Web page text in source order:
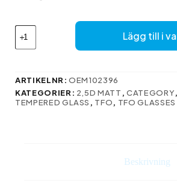
Här
är
översättningen
svenska:
Lägg till i
ARTIKELNR:OEM102396
KATEGORIER: 2,5D MATT , CATEGORY,
TEMPERED GLASS , TFO, TFO GLASSES
Beskrivning